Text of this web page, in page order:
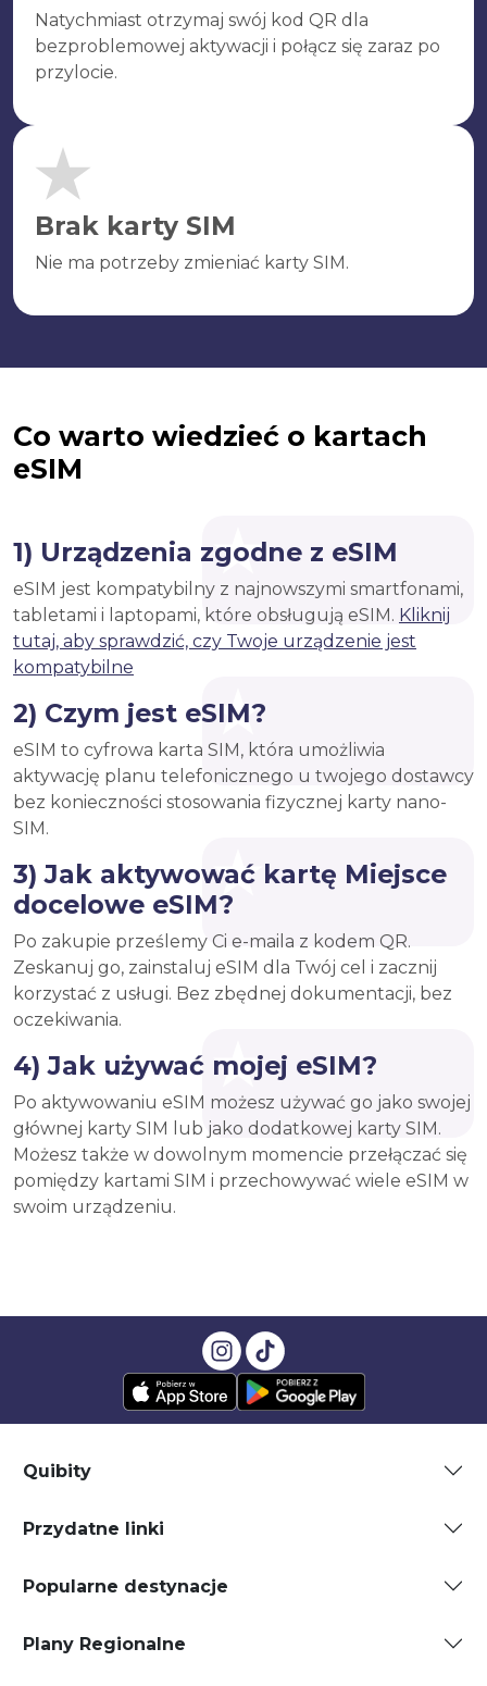
Natychmiast otrzymaj swój kod QR dla
bezproblemowej aktywacji i połącz się zaraz po
przylocie.
Brak karty SIM
Nie ma potrzeby zmieniać karty SIM.
Co warto wiedzieć o kartach
eSIM
1) Urządzenia zgodne z eSIM
eSIM jest kompatybilny z najnowszymi smartfonami,
tabletami i laptopami, które obsługują eSIM. Kliknij
tutaj, aby sprawdzić, czy Twoje urządzenie jest
kompatybilne
2) Czym jest eSIM?
eSIM to cyfrowa karta SIM, która umożliwia
aktywację planu telefonicznego u twojego dostawcy
bez konieczności stosowania fizycznej karty nano-
SIM.
3) Jak aktywować kartę Miejsce
docelowe eSIM?
Po zakupie prześlemy Ci e-maila z kodem QR.
Zeskanuj go, zainstaluj eSIM dla Twój cel i zacznij
korzystać z usługi. Bez zbędnej dokumentacji, bez
oczekiwania.
4) Jak używać mojej eSIM?
Po aktywowaniu eSIM możesz używać go jako swojej
głównej karty SIM lub jako dodatkowej karty SIM.
Możesz także w dowolnym momencie przełączać się
pomiędzy kartami SIM i przechowywać wiele eSIM w
swoim urządzeniu.
Quibity
Przydatne linki
Popularne destynacje
Plany Regionalne